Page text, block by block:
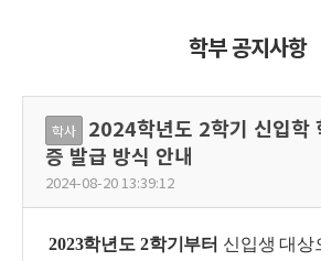
학부 공지사항
학사
2024학년도 2학기 신입학
증 발급 방식 안내
2024-08-20 13:39:12
2023학년도 2학기부터 신입생 대상